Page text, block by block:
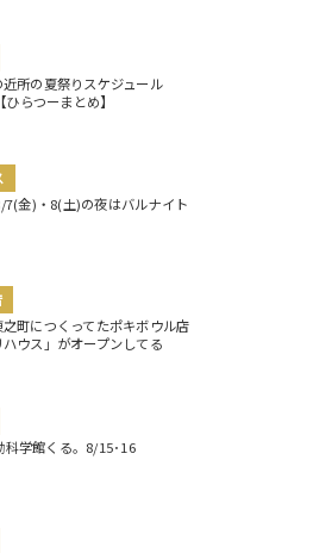
所の夏祭りスケジュール
ひらつーまとめ】
7(金)・8(土)の夜はバルナイト
之町につくってたポキボウル店
ハウス」がオープンしてる
科学館くる。8/15･16